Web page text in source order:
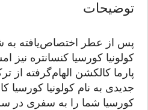
توضیحات
پس از عطر اختصاص‌یافته
کولونیا کورسیا کنسانتره
پارما کالکشن الهام‌گرفته از
جدیدی به نام کولونیا کورسیا
کورسیا شما را به سفری در